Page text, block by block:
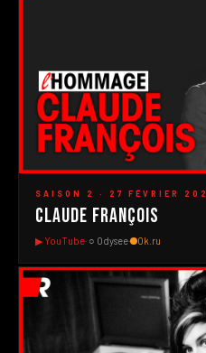
▶
SAISON 2 · 27 FÉVRIER
Claude François
▶ YouTube· ○ Odysee· Ok.ru